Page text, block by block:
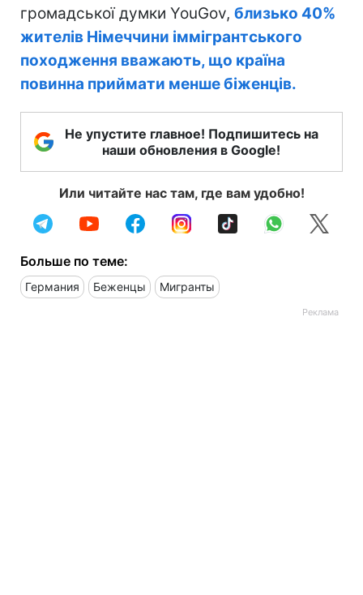
громадської думки YouGov, близько 40%
жителів Німеччини іммігрантського
походження вважають, що країна
повинна приймати менше біженців.
Не упустите главное! Подпишитесь на
наши обновления в Google!
Или читайте нас там, где вам удобно!
Больше по теме:
Германия Беженцы Мигранты